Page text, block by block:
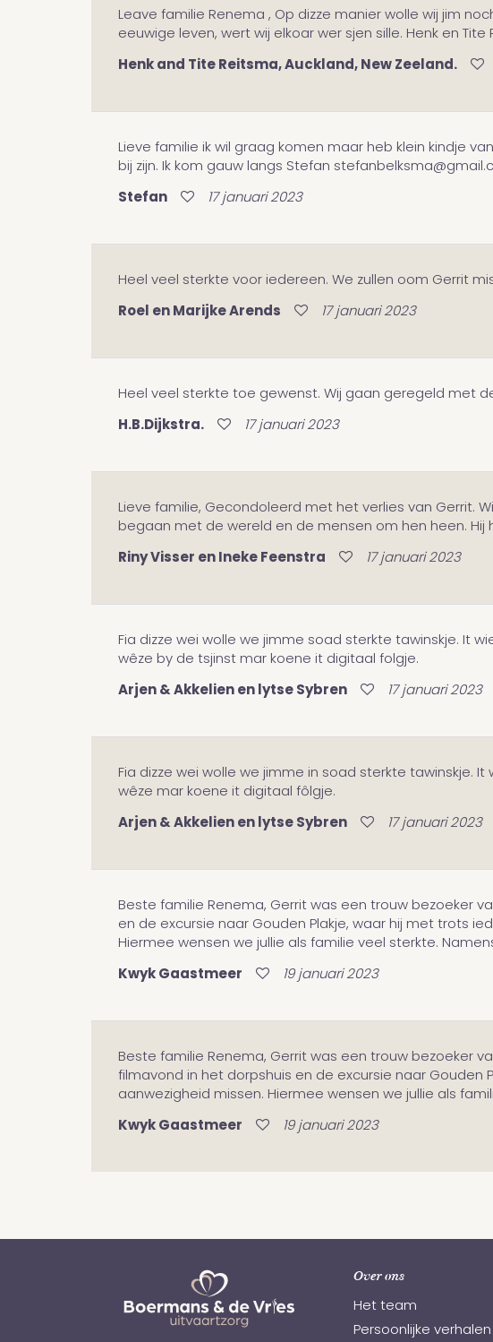
Leave familie Renema , Op dizze manier wolle wij jim
eeuwige leven, wert wij elkoar wer sjen sille. Henk en Tite
Henk and Tite Reitsma, Auckland, New Zeeland.
Lieve familie ik wil graag komen maar heb klein kindje
bij zijn. Ik kom gauw langs Stefan
Stefan 17 januari 2023
Heel veel sterkte voor iedereen. We zullen oom Gerrit
Roel en Marijke Arends 17 januari 2023
Heel veel sterkte toe gewenst. Wij gaan geregeld met
H.B.Dijkstra. 17 januari 2023
Lieve familie, Gecondoleerd met het verlies van Gerrit.
begaan met de wereld en de mensen om hen heen. Hij
Riny Visser en Ineke Feenstra 17 januari 2023
Fia dizze wei wolle we jimme soad sterkte tawinskje. It
wêze by de tsjinst mar koene it digitaal folgje.
Arjen & Akkelien en lytse Sybren 17 januari 2023
Fia dizze wei wolle we jimme in soad sterkte tawinskje.
wêze mar koene it digitaal fôlgje.
Arjen & Akkelien en lytse Sybren 17 januari 2023
Beste familie Renema, Gerrit was een trouw bezoeker
en de excursie naar Gouden Plakje, waar hij met trots
Hiermee wensen we jullie als familie veel sterkte.
Kwyk Gaastmeer 19 januari 2023
Beste familie Renema, Gerrit was een trouw bezoeker
filmavond in het dorpshuis en de excursie naar Gouden
aanwezigheid missen. Hiermee wensen we jullie als
Kwyk Gaastmeer 19 januari 2023
Over ons
Het team
Persoonlijke verhalen